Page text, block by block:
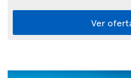
Ver